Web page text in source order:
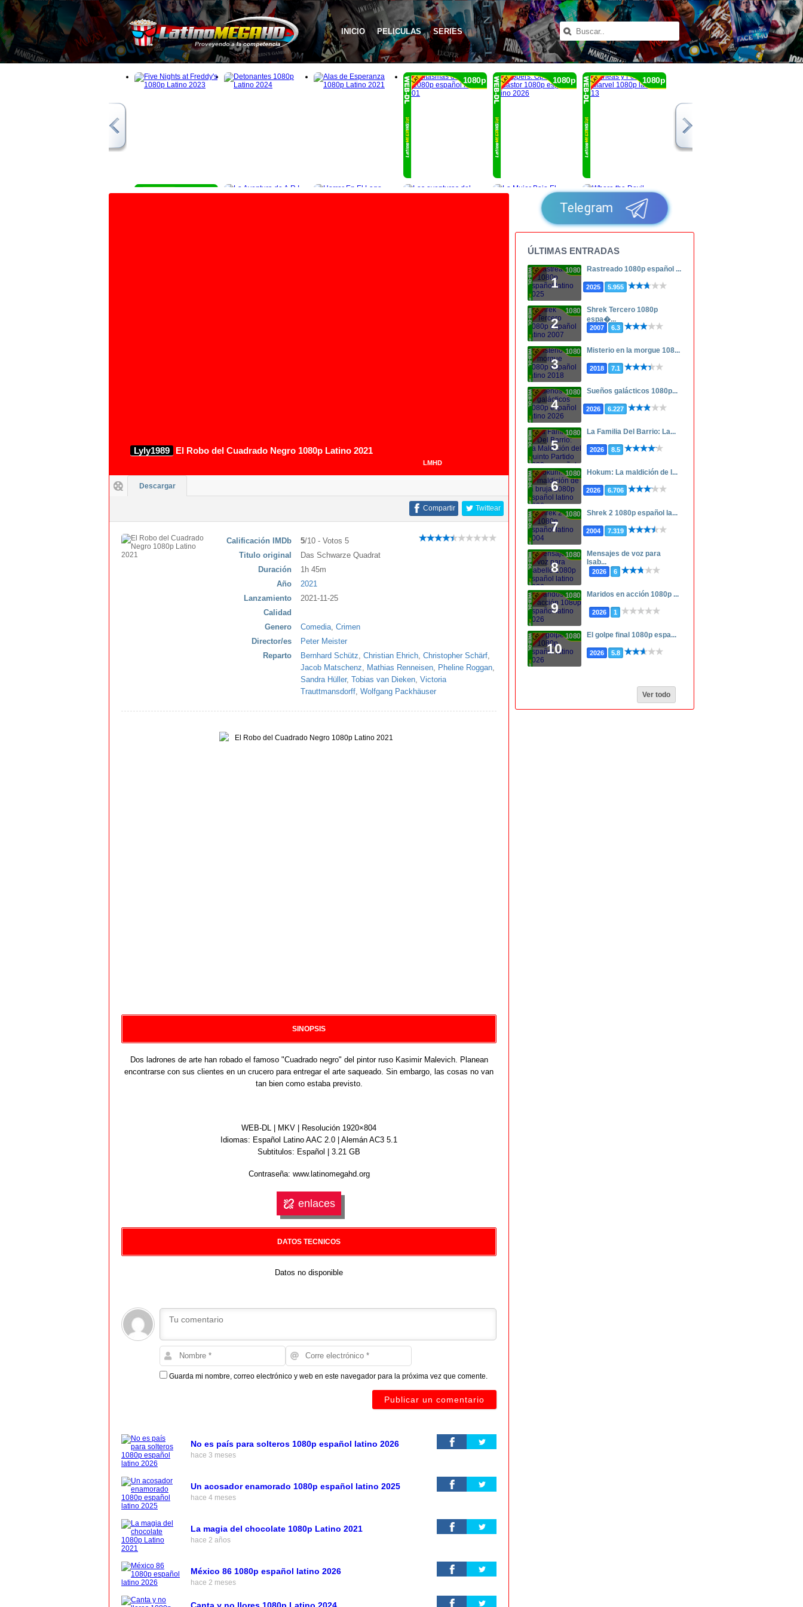
INICIO PELICULAS SERIES
1080p 1080p 1080p
1080p
Lyly1989 El Robo del Cuadrado Negro 1080p Latino 2021
LMHD
Descargar
Twittear
Compartir
Calificación IMDb 5/10 - Votos 5
Titulo original
Das Schwarze Quadrat
Duración
1h 45m
Año
2021
Lanzamiento
2021-11-25
Calidad
Genero
Comedia, Crimen
Director/es
Peter Meister
Reparto
Bernhard Schütz, Christian Ehrich, Christopher Schärf,
Jacob Matschenz, Mathias Renneisen, Pheline Roggan,
Sandra Hüller, Tobias van Dieken, Victoria
Trauttmansdorff, Wolfgang Packhäuser
SINOPSIS
Dos ladrones de arte han robado el famoso "Cuadrado negro" del pintor ruso Kasimir Malevich. Planean
encontrarse con sus clientes en un crucero para entregar el arte saqueado. Sin embargo, las cosas no van
tan bien como estaba previsto.
WEB-DL | MKV | Resolución 1920×804
Idiomas: Español Latino AAC 2.0 | Alemán AC3 5.1
Subtitulos: Español | 3.21 GB
Contraseña: www.latinomegahd.org
enlaces
DATOS TECNICOS
Datos no disponible
Guarda mi nombre, correo electrónico y web en este navegador para la próxima vez que comente.
No es país para solteros 1080p español latino 2026
hace 3 meses
Un acosador enamorado 1080p español latino 2025
hace 4 meses
La magia del chocolate 1080p Latino 2021
hace 2 años
México 86 1080p español latino 2026
hace 2 meses
Telegram
ÚLTIMAS ENTRADAS
1
1080p Rastreado 1080p español ...
2025 5.955
2
1080p
Shrek Tercero 1080p
espa�...
2007 6.3
3
1080p Misterio en la morgue 108...
2018 7.1
4
1080p Sueños galácticos 1080p...
2026 6.227
5
1080p La Familia Del Barrio: La...
2026 8.5
6
1080p Hokum: La maldición de l...
2026 6.706
7
1080p Shrek 2 1080p español la...
2004 7.319
8
1080p
Mensajes de voz para
Isab...
2026 6
9
1080p Maridos en acción 1080p ...
2026 1
10
1080p El golpe final 1080p espa...
2026 5.8
Ver todo